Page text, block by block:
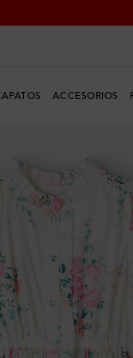
ACCESORIOS